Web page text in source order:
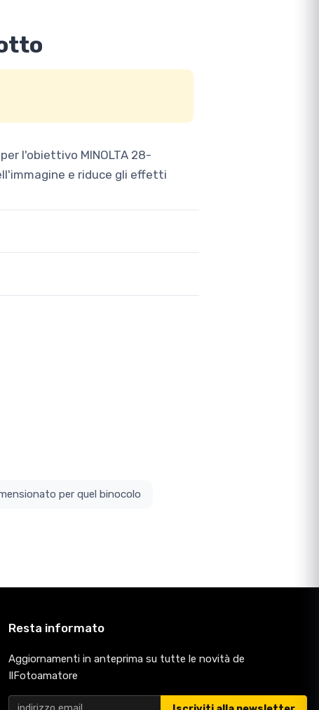
l'obiettivo MINOLTA 28-
e riduce gli effetti
per quel binocolo
Resta informato
Aggiornamenti in anteprima su tutte le novità de
IlFotoamatore